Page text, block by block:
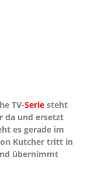
TV-Serie steht
da und ersetzt
es gerade im
Kutcher tritt in
übernimmt